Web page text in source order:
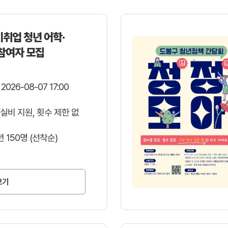
업 청년 어학·
여자 모집
08-07 17:00
비 지원, 횟수 제한 없
150명 (선착순)